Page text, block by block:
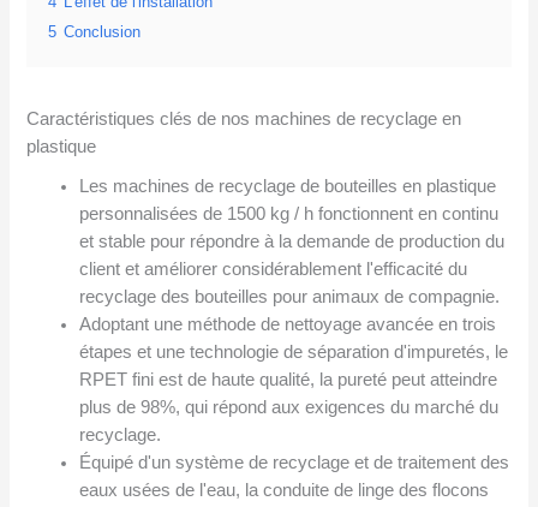
5 Conclusion
Caractéristiques clés de nos machines de recyclage en
plastique
Les machines de recyclage de bouteilles en plastique
personnalisées de 1500 kg / h fonctionnent en continu
et stable pour répondre à la demande de production du
client et améliorer considérablement l'efficacité du
recyclage des bouteilles pour animaux de compagnie.
Adoptant une méthode de nettoyage avancée en trois
étapes et une technologie de séparation d'impuretés, le
RPET fini est de haute qualité, la pureté peut atteindre
plus de 98%, qui répond aux exigences du marché du
recyclage.
Équipé d'un système de recyclage et de traitement des
eaux usées de l'eau, la conduite de linge des flocons